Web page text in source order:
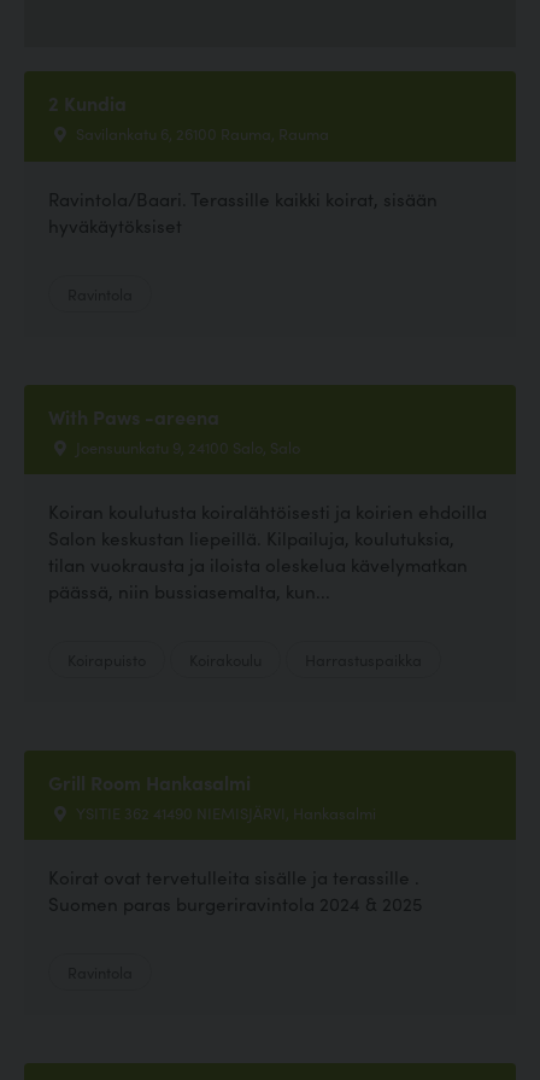
2 Kundia
Savilankatu 6, 26100 Rauma, Rauma
Ravintola/Baari. Terassille kaikki koirat, sisään
hyväkäytöksiset
With Paws -areena
Joensuunkatu 9, 24100 Salo, Salo
Koiran koulutusta koiralähtöisesti ja koirien ehdoilla
Salon keskustan liepeillä. Kilpailuja, koulutuksia,
tilan vuokrausta ja iloista oleskelua kävelymatkan
päässä, niin bussiasemalta, kun...
Grill Room Hankasalmi
YSITIE 362 41490 NIEMISJÄRVI, Hankasalmi
Koirat ovat tervetulleita sisälle ja terassille .
Suomen paras burgeriravintola 2024 & 2025